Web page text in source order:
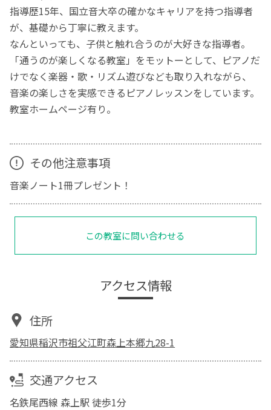
指導歴15年、国立音大卒の確かなキャリアを持つ指導者
が、基礎から丁寧に教えます。
なんといっても、子供と触れ合うのが大好きな指導者。
「通うのが楽しくなる教室」をモットーとして、ピアノだ
けでなく楽器・歌・リズム遊びなども取り入れながら、
音楽の楽しさを実感できるピアノレッスンをしています。
教室ホームページ有り。
その他注意事項
音楽ノート1冊プレゼント！
この教室に問い合わせる
アクセス情報
住所
愛知県稲沢市祖父江町森上本郷九28-1
交通アクセス
名鉄尾西線 森上駅 徒歩1分